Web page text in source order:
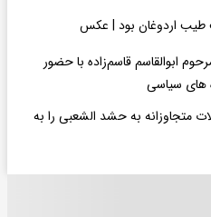
طیب اردوغان بود | عکس
ابوالقاسم قاسم‌زاده با حضور
های سیاسی
متجاوزانه به حشد الشعبی را به